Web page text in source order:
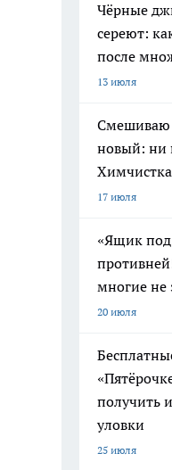
Чёрные
сереют:
после
13 июля
Смешиваю
новый: ни
17 июля
«Ящик под
многие не
20 июля
получить
уловки
25 июля